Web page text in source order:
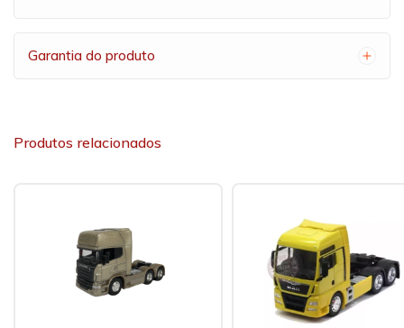
Garantia do produto
Produtos relacionados